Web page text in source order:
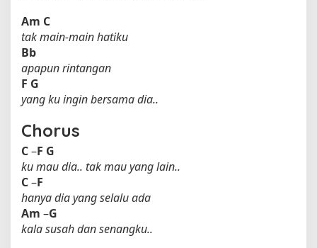
Am C
tak main-main hatiku
Bb
apapun rintangan
F G
yang ku ingin bersama dia..
Chorus
C–F G
ku mau dia.. tak mau yang lain..
C–F
hanya dia yang selalu ada
Am –G
kala susah dan senangku..